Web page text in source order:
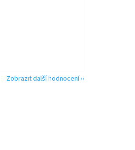
hvězdiček.
Zobrazit další hodnocení